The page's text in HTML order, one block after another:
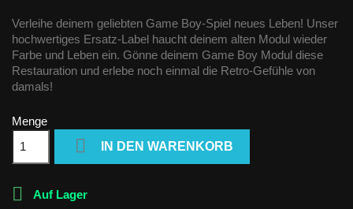
Verleihe deinem geliebten Game Boy-Spiel neues Leben! Unser
hochwertiges Ersatz-Label haucht deinem alten Modul wieder
Farbe und Leben ein. Gönne deinem Game Boy Modul diese
Restauration und erlebe noch einmal die Retro-Gefühle von
damals!
Menge
 IN DEN WARENKORB
 Auf Lager